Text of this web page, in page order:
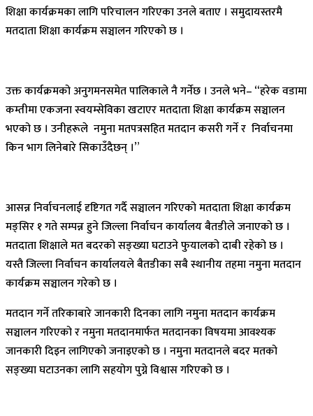
शिक्षा कार्यक्रमका लागि परिचालन गरिएका उनले बताए । समुदायस्तरमै
मतदाता शिक्षा कार्यक्रम सञ्चालन गरिएको छ ।
उक्त कार्यक्रमको अनुगमनसमेत पालिकाले नै गर्नेछ । उनले भने– “हरेक वडामा
कम्तीमा एकजना स्वयम्सेविका खटाएर मतदाता शिक्षा कार्यक्रम सञ्चालन
भएको छ । उनीहरूले नमुना मतपत्रसहित मतदान कसरी गर्ने र निर्वाचनमा
किन भाग लिनेबारे सिकाउँदैछन् ।”
आसन्न निर्वाचनलाई दृष्टिगत गर्दै सञ्चालन गरिएको मतदाता शिक्षा कार्यक्रम
मङ्सिर १ गते सम्पन्न हुने जिल्ला निर्वाचन कार्यालय बैतडीले जनाएको छ ।
मतदाता शिक्षाले मत बदरको सङ्ख्या घटाउने फुयालको दाबी रहेको छ ।
यस्तै जिल्ला निर्वाचन कार्यालयले बैतडीका सबै स्थानीय तहमा नमुना मतदान
कार्यक्रम सञ्चालन गरेको छ ।
मतदान गर्ने तरिकाबारे जानकारी दिनका लागि नमुना मतदान कार्यक्रम
सञ्चालन गरिएको र नमुना मतदानमार्फत मतदानका विषयमा आवश्यक
जानकारी दिइन लागिएको जनाइएको छ । नमुना मतदानले बदर मतको
सङ्ख्या घटाउनका लागि सहयोग पुग्ने विश्वास गरिएको छ ।